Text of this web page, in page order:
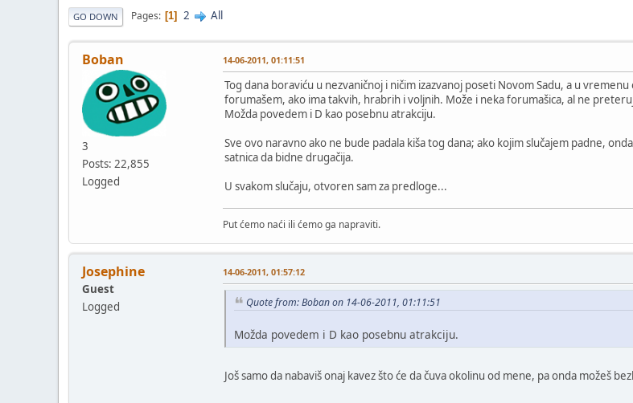
GO DOWN Pages 1 2 All
Boban
3
Posts: 22,855
Logged
14-06-2011, 01:11:51
Tog dana boraviću u nezvaničnoj i ničim izazvanoj poseti Novom Sadu, a u
forumašem, ako ima takvih, hrabrih i voljnih. Može i neka forumašica, al ne
Možda povedem i D kao posebnu atrakciju.
Sve ovo naravno ako ne bude padala kiša tog dana; ako kojim slučajem padne,
satnica da bidne drugačija.
U svakom slučaju, otvoren sam za predloge...
Put ćemo naći ili ćemo ga napraviti.
Josephine
Guest
Logged
14-06-2011, 01:57:12
Quote from: Boban on 14-06-2011, 01:11:51
Možda povedem i D kao posebnu atrakciju.
Još samo da nabaviš onaj kavez što će da čuva okolinu od mene, pa onda možeš